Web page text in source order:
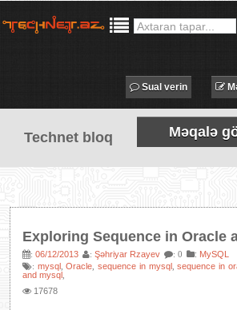
SUAL-
Sual verin
Technet bloq Məqalə
Exploring Sequence in Oracle
: 06/12/2013 : Şəhriyar Rzayev : 0 : MySQL
: mysql ,Oracle ,sequence in mysql ,sequence in
and mysql
17678